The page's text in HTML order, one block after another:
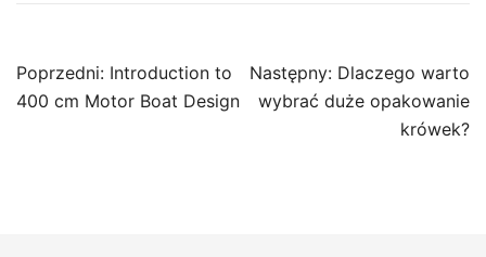
Nawigacja
wpisu
Poprzedni: Introduction to
400 cm Motor Boat Design
Następny: Dlaczego warto
wybrać duże opakowanie
krówek?